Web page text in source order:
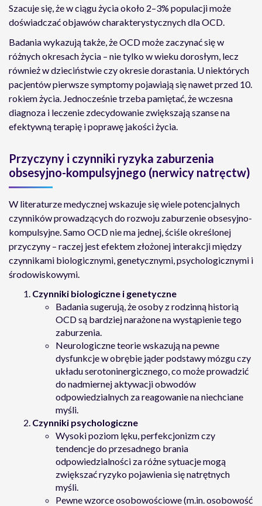
Szacuje się, że w ciągu życia około 2–3% populacji może
doświadczać objawów charakterystycznych dla OCD.
Badania wykazują także, że OCD może zaczynać się w
różnych okresach życia – nie tylko w wieku dorosłym, lecz
również w dzieciństwie czy okresie dorastania. U niektórych
pacjentów pierwsze symptomy pojawiają się nawet przed 10.
rokiem życia. Jednocześnie trzeba pamiętać, że wczesna
diagnoza i leczenie zdecydowanie zwiększają szanse na
efektywną terapię i poprawę jakości życia.
Przyczyny i czynniki ryzyka zaburzenia
obsesyjno-kompulsyjnego (nerwicy natręctw)
W literaturze medycznej wskazuje się wiele potencjalnych
czynników prowadzących do rozwoju zaburzenie obsesyjno-
kompulsyjne. Samo OCD nie ma jednej, ściśle określonej
przyczyny – raczej jest efektem złożonej interakcji między
czynnikami biologicznymi, genetycznymi, psychologicznymi i
środowiskowymi.
Czynniki biologiczne i genetyczne
Badania sugerują, że osoby z rodzinną historią
OCD są bardziej narażone na wystąpienie tego
zaburzenia.
Neurologiczne teorie wskazują na pewne
dysfunkcje w obrębie jąder podstawy mózgu czy
układu serotoninergicznego, co może prowadzić
do nadmiernej aktywacji obwodów
odpowiedzialnych za reagowanie na niechciane
myśli.
Czynniki psychologiczne
Wysoki poziom lęku, perfekcjonizm czy
tendencje do przesadnego brania
odpowiedzialności za różne sytuacje mogą
zwiększać ryzyko pojawienia się natrętnych
myśli.
Pewne wzorce osobowościowe (m.in. osobowość